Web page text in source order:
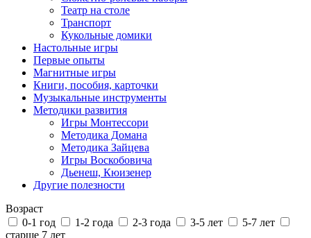
Театр на столе
Транспорт
Кукольные домики
Настольные игры
Первые опыты
Магнитные игры
Книги, пособия, карточки
Музыкальные инструменты
Методики развития
Игры Монтессори
Методика Домана
Методика Зайцева
Игры Воскобовича
Дьенеш, Кюизенер
Другие полезности
Возраст
0-1 год
1-2 года 2-3 года 3-5 лет
5-7 лет
старше 7 лет